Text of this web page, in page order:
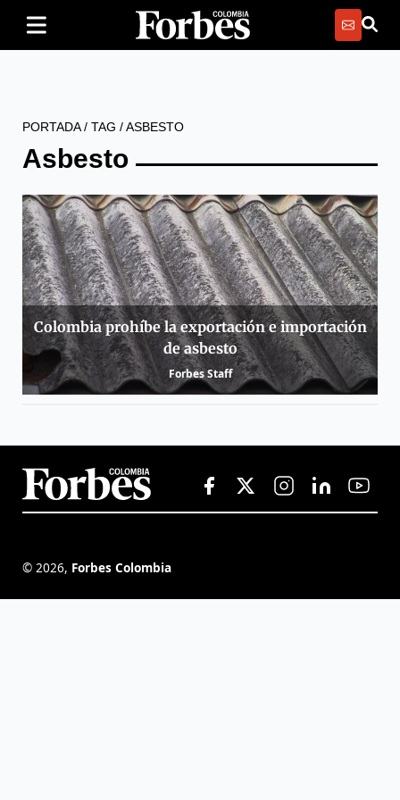
PORTADA/ TAG /ASBESTO
Asbesto
Colombia prohíbe la exportación e importación
de asbesto
Forbes Staff
© 2026, Forbes Colombia